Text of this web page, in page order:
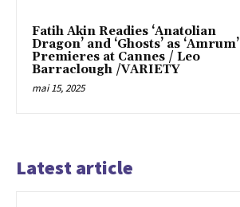
Fatih Akin Readies ‘Anatolian
Dragon’ and ‘Ghosts’ as ‘Amrum’
Premieres at Cannes / Leo
Barraclough /VARIETY
mai 15, 2025
Latest article